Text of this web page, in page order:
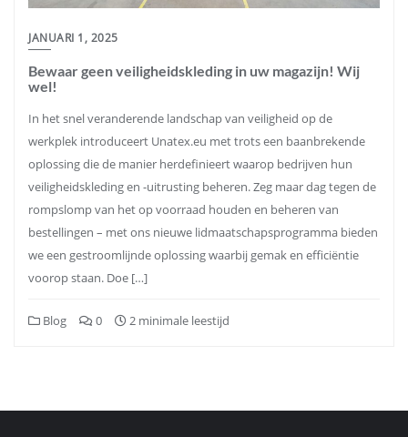
JANUARI 1, 2025
Bewaar geen veiligheidskleding in uw magazijn! Wij
wel!
In het snel veranderende landschap van veiligheid op de
werkplek introduceert Unatex.eu met trots een baanbrekende
oplossing die de manier herdefinieert waarop bedrijven hun
veiligheidskleding en -uitrusting beheren. Zeg maar dag tegen de
rompslomp van het op voorraad houden en beheren van
bestellingen – met ons nieuwe lidmaatschapsprogramma bieden
we een gestroomlijnde oplossing waarbij gemak en efficiëntie
voorop staan. Doe […]
Blog 0 2 minimale leestijd